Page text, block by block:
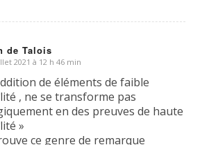
de Talois
2021 à 12 h 46 min
de éléments de faible
, ne se transforme pas
en des preuves de haute
»
ce genre de remarque